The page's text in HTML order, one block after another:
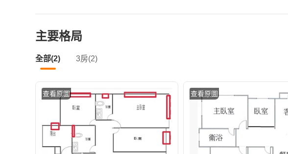
主要格局
全部(2) 3房(2)
查看原圖 查看原圖